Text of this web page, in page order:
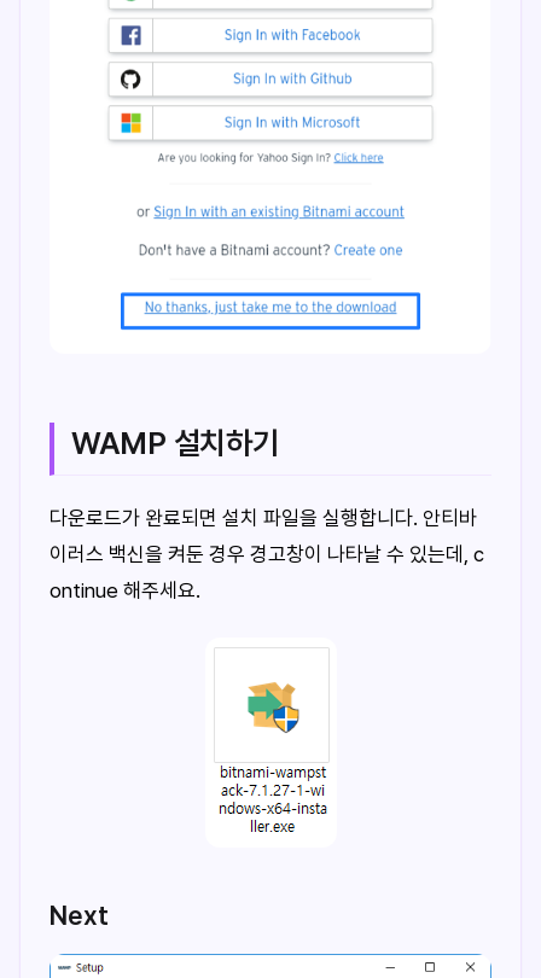
WAMP 설치하기
다운로드가 완료되면 설치 파일을 실행합니다. 안티바
이러스 백신을 켜둔 경우 경고창이 나타날 수 있는데, c
ontinue 해주세요.
Next